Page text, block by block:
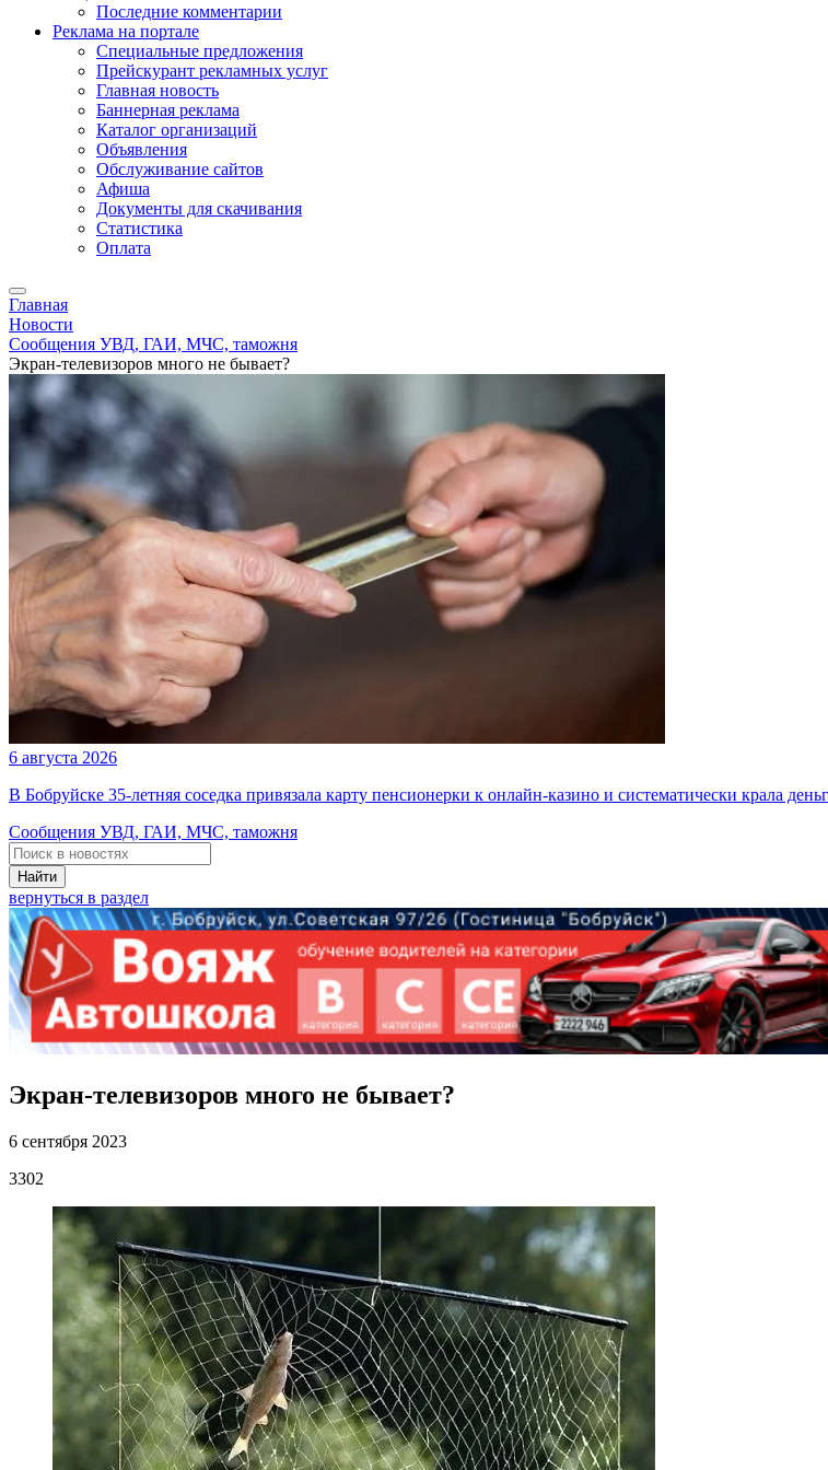
Последние комментарии
Реклама на портале
Специальные предложения
Прейскурант рекламных услуг
Главная новость
Баннерная реклама
Каталог организаций
Объявления
Обслуживание сайтов
Афиша
Документы для скачивания
Статистика
Оплата
Главная
Новости
Сообщения УВД, ГАИ, МЧС, таможня
Экран-телевизоров много не бывает?
6 августа 2026
В Бобруйске 35-летняя соседка привязала карту пенсионерки к онлайн-казино и систематически крала
Сообщения УВД, ГАИ, МЧС, таможня
Найти
вернуться в раздел
Экран-телевизоров много не бывает?
6 сентября 2023
3302